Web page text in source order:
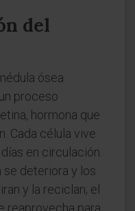
del
ósea
proceso
hormona que
Cada célula vive
en circulación.
se deteriora y los
y la reciclan; el
reaprovecha para